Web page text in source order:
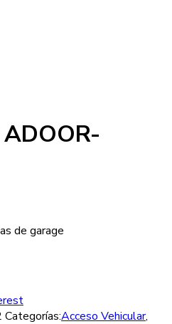
ADOOR-
de garage
Categorías:Acceso Vehicular,